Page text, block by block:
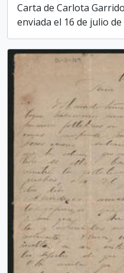
Carta de Carlota
enviada el 16 de julio de